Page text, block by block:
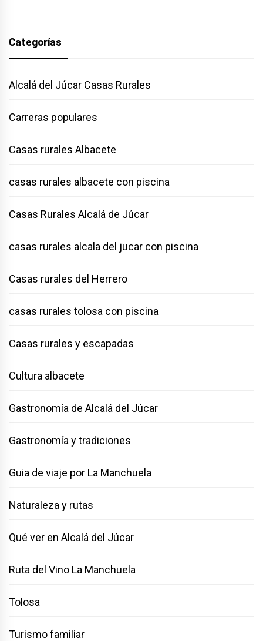
Categorías
Alcalá del Júcar Casas Rurales
Carreras populares
Casas rurales Albacete
casas rurales albacete con piscina
Casas Rurales Alcalá de Júcar
casas rurales alcala del jucar con piscina
Casas rurales del Herrero
casas rurales tolosa con piscina
Casas rurales y escapadas
Cultura albacete
Gastronomía de Alcalá del Júcar
Gastronomía y tradiciones
Guia de viaje por La Manchuela
Naturaleza y rutas
Qué ver en Alcalá del Júcar
Ruta del Vino La Manchuela
Tolosa
Turismo familiar